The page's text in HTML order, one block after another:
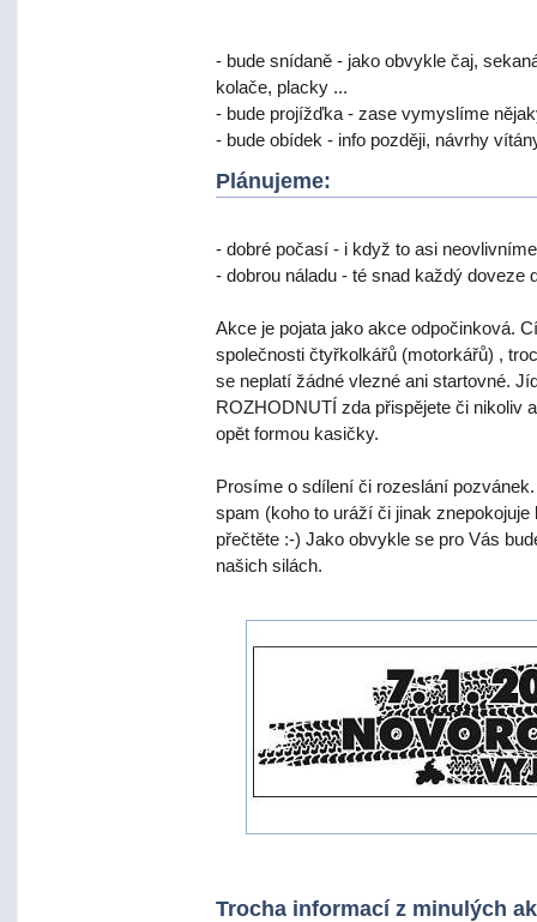
- bude snídaně - jako obvykle čaj,
kolače, placky ...
- bude projížďka - zase vymyslíme
- bude obídek - info později, návrhy
Plánujeme:
- dobré počasí - i když to asi neovlivníme
- dobrou náladu - té snad každý doveze
Akce je pojata jako akce odpočinková.
společnosti čtyřkolkářů (motorkářů) ,
se neplatí žádné vlezné ani startovné.
ROZHODNUTÍ zda přispějete či nikoliv
opět formou kasičky.
Prosíme o sdílení či rozeslání
spam (koho to uráží či jinak
přečtěte :-) Jako obvykle se pro Vás
našich silách.
Trocha informací z minulých